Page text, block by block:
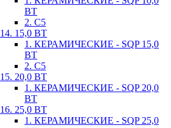
ВТ
2. С5
14. 15,0 ВТ
1. КЕРАМИЧЕСКИЕ - SQP 15,0
ВТ
2. С5
15. 20,0 ВТ
1. КЕРАМИЧЕСКИЕ - SQP 20,0
ВТ
16. 25,0 ВТ
1. КЕРАМИЧЕСКИЕ - SQP 25,0